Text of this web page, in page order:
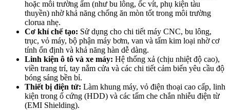
hoặc môi trường ẩm (như bu lông, ốc vít, phụ kiện tàu
thuyền) nhờ khả năng chống ăn mòn tốt trong môi trường
clorua nhẹ.
Cơ khí chế tạo: Sử dụng cho chi tiết máy CNC, bu lông,
trục, vỏ máy, bộ phận máy bơm, van và tấm kim loại nhờ cơ
tính ổn định và khả năng hàn dễ dàng.
Linh kiện ô tô và xe máy: Hệ thống xả (chịu nhiệt độ cao),
viền trang trí, tay nắm cửa và các chi tiết cảm biến yêu cầu độ
bóng sáng bền bỉ.
Thiết bị điện tử: Làm khung máy, vỏ điện thoại cao cấp, linh
kiện trong ổ cứng (HDD) và các tấm che chắn nhiễu điện từ
(EMI Shielding).